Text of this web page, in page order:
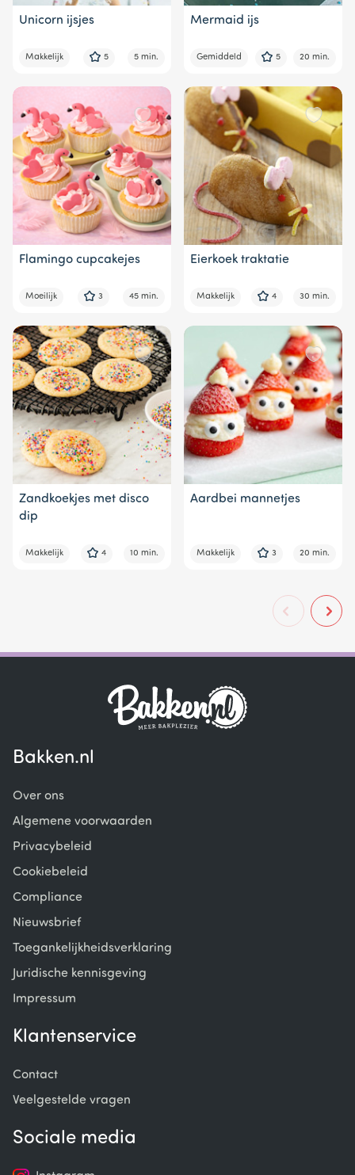
Unicorn ijsjes
Makkelijk 5 5 min.
Mermaid ijs
Gemiddeld 5 20 min.
Flamingo cupcakejes
Moeilijk 3 45 min.
Eierkoek traktatie
Makkelijk 4 30 min.
Zandkoekjes met disco
dip
Makkelijk 4 10 min.
Aardbei mannetjes
Makkelijk 3 20 min.
Bakken.nl
Over ons
Algemene voorwaarden
Privacybeleid
Cookiebeleid
Compliance
Nieuwsbrief
Toegankelijkheidsverklaring
Juridische kennisgeving
Impressum
Klantenservice
Contact
Veelgestelde vragen
Sociale media